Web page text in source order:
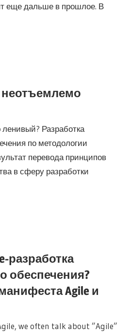
еще дальше в прошлое. В
Разработка
по методологии
перевода принципов
в сферу разработки
разработка
обеспечения?
Agile и
we often talk about ”Agile”